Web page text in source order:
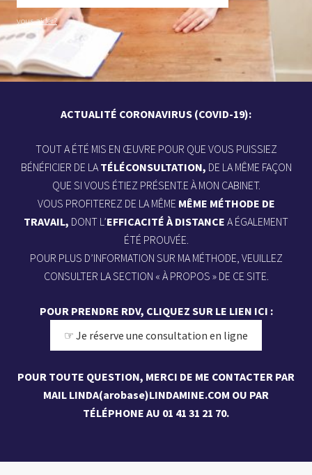
vous aider?
ACTUALITÉ CORONAVIRUS (COVID-19):
TOUT A ÉTÉ MIS EN ŒUVRE POUR QUE VOUS PUISSIEZ
BÉNÉFICIER DE LA TÉLÉCONSULTATION, DE LA MÊME FAÇON
QUE SI VOUS ÉTIEZ PRÉSENT.E À MON CABINET.
VOUS PROFITEREZ DE LA MÊME MÊME MÉTHODE DE
TRAVAIL, DONT L’EFFICACITÉ À DISTANCE A ÉGALEMENT
ÉTÉ PROUVÉE.
POUR PLUS D’INFORMATION SUR MA MÉTHODE, VEUILLEZ
CONSULTER LA SECTION « À PROPOS » DE CE SITE.
POUR PRENDRE RDV, CLIQUEZ SUR LE LIEN ICI :
☞ Je réserve une consultation en ligne
POUR TOUTE QUESTION, MERCI DE ME CONTACTER PAR
MAIL LINDA(arobase)LINDAMINE.COM OU PAR
TÉLÉPHONE AU 01 41 31 21 70.